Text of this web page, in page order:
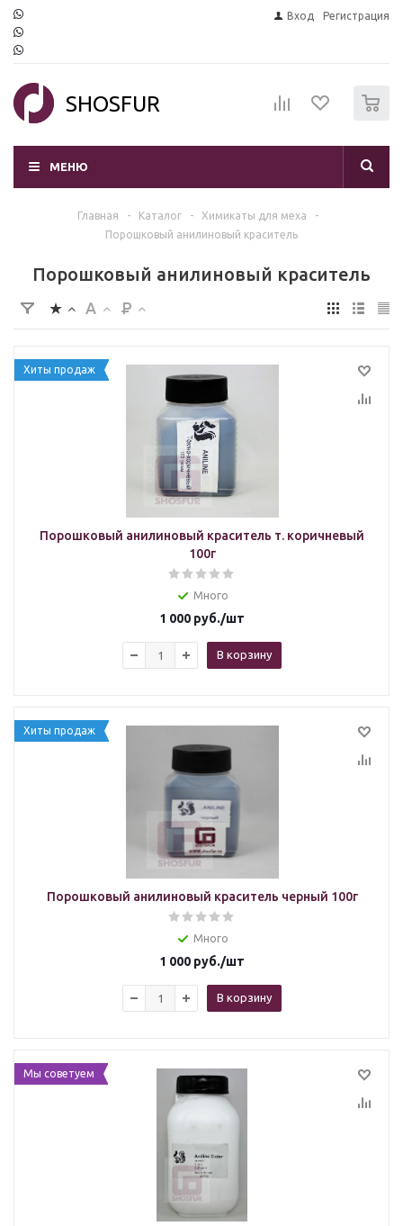
Вход Регистрация
SHOSFUR
МЕНЮ
Главная - Каталог - Химикаты для меха
-
Порошковый анилиновый краситель
Порошковый анилиновый краситель
Хиты продаж
Порошковый анилиновый краситель т. коричневый
100г
Много
1 000 руб./шт
В корзину
Хиты продаж
Порошковый анилиновый краситель черный 100г
Много
1 000 руб./шт
В корзину
Мы советуем